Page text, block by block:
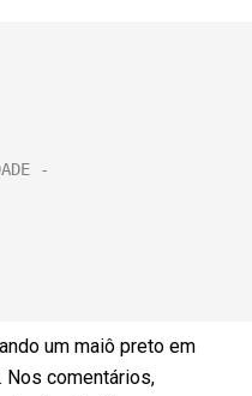
um maiô preto em
Nos comentários,